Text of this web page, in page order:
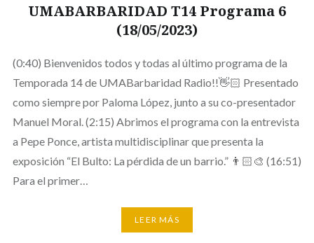
UMABARBARIDAD T14 Programa 6
(18/05/2023)
(0:40) Bienvenidos todos y todas al último programa de la
Temporada 14 de UMABarbaridad Radio!!👋🏻 Presentado
como siempre por Paloma López, junto a su co-presentador
Manuel Moral. (2:15) Abrimos el programa con la entrevista
a Pepe Ponce, artista multidisciplinar que presenta la
exposición “El Bulto: La pérdida de un barrio.” 👨🏻‍🎨 (16:51)
Para el primer…
LEER MÁS